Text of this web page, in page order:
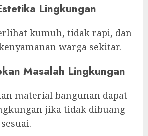
Lingkungan
kumuh, tidak rapi, dan
warga sekitar.
Masalah Lingkungan
material bangunan dapat
jika tidak dibuang